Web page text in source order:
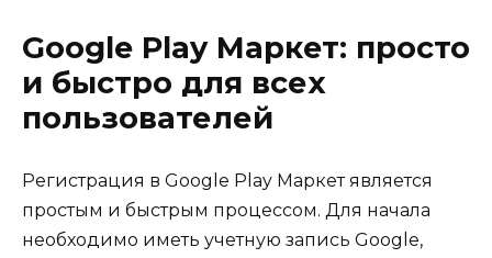
Google Play Маркет: просто
и быстро для всех
пользователей
Регистрация в Google Play Маркет является
простым и быстрым процессом. Для начала
необходимо иметь учетную запись Google,